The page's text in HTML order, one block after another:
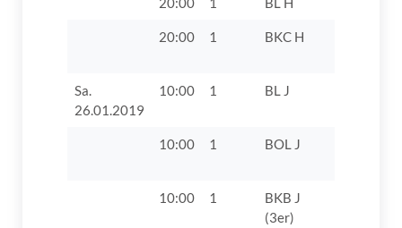
20:00 1 BKC H
Sa.
26.01.2019
10:00 1 BL J
10:00 1 BOL J
10:00 1
BKB J
(3er)